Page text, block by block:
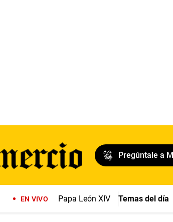
Pregúntale a
EN VIVO Papa León XIV Temas del día